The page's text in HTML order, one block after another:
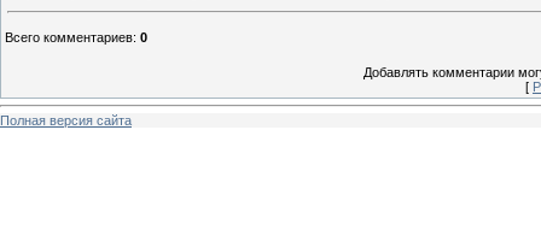
Всего комментариев: 0
Добавлять комментарии
[
Полная версия сайта